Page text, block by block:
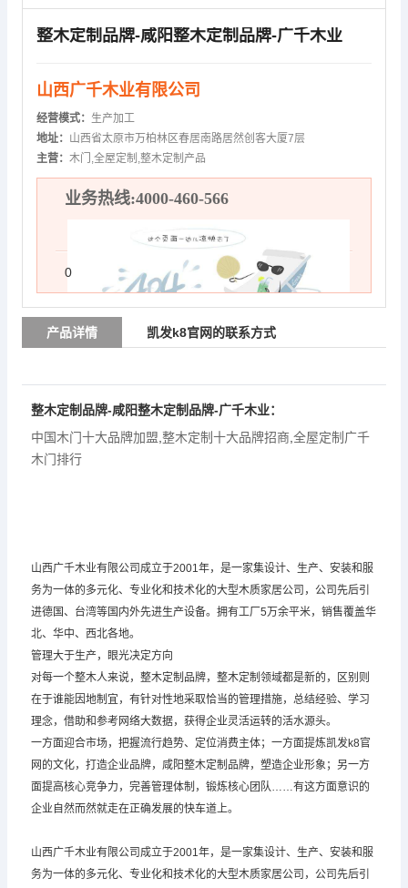
整木定制品牌-咸阳整木定制品牌-广千木业
山西广千木业有限公司
经营模式： 生产加工
地址： 山西省太原市万柏林区春居南路居然创客大厦7层
主营： 木门,全屋定制,整木定制产品
业务热线:4000-460-566
0
产品详情 凯发k8官网的联系方式
整木定制品牌-咸阳整木定制品牌-广千木业：
中国木门十大品牌加盟 整木定制十大品牌招商 全屋定制广千
木门排行
山西广千木业有限公司成立于2001年，是一家集设计、生产、安装和服
务为一体的多元化、专业化和技术化的大型木质家居公司，公司先后引
进德国、台湾等国内外先进生产设备。拥有工厂5万余平米，销售覆盖华
北、华中、西北各地。
管理大于生产，眼光决定方向
对每一个整木人来说，整木定制品牌，整木定制领域都是新的，区别则
在于谁能因地制宜，有针对性地采取恰当的管理措施，总结经验、学习
理念，借助和参考网络大数据，获得企业灵活运转的活水源头。
一方面迎合市场，把握流行趋势、定位消费主体；一方面提炼凯发k8官
网的文化，打造企业品牌，咸阳整木定制品牌，塑造企业形象；另一方
面提高核心竞争力，完善管理体制，锻炼核心团队……有这方面意识的
企业自然而然就走在正确发展的快车道上。
山西广千木业有限公司成立于2001年，是一家集设计、生产、安装和服
务为一体的多元化、专业化和技术化的大型木质家居公司，公司先后引